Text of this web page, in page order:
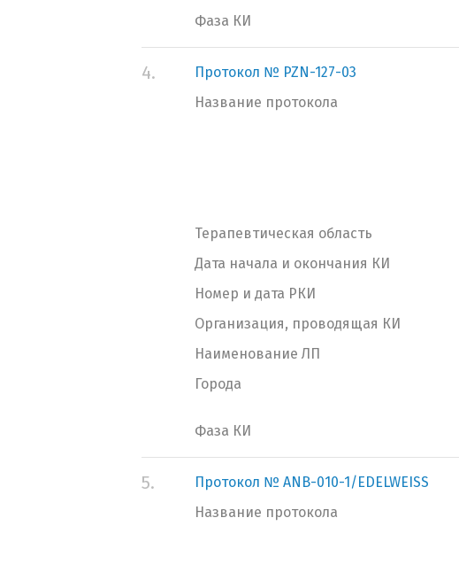
Фаза КИ
4.
Протокол № PZN-127-03
Название протокола
Терапевтическая область
Дата начала и окончания КИ
Номер и дата РКИ
Организация, проводящая КИ
Наименование ЛП
Города
Фаза КИ
5.
Протокол № ANB-010-1/EDELWEISS
Название протокола